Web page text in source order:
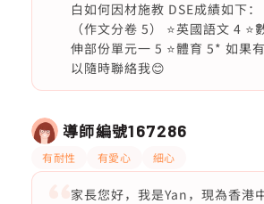
白如何因材施教 DSE成績如下
（作文分卷 5） ⭐️英國語文 4 ⭐️
伸部份單元一 5 ⭐️體育 5* 如果
以隨時聯絡我😊
導師編號167286
有耐性 有愛心 細心
家長您好，我是Yan，現為香港